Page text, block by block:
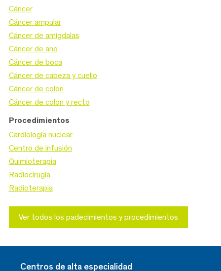
Cáncer
Cáncer ampular
Cáncer de amígdalas
Cáncer de ano
Cáncer de boca
Cáncer de cabeza y cuello
Cáncer de colon
Cáncer de colon y recto
Procedimientos
Cardiología nuclear
Centro de infusión
Quimioterapia
Radiocirugía
Radioterapia
Ver todos los padecimientos y procedimientos
Centros de alta especialidad